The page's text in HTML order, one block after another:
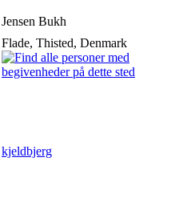
Jensen Bukh
Flade, Thisted, Denmark
kjeldbjerg